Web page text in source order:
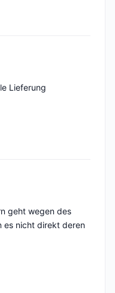
Lieferung
geht wegen des
es nicht direkt deren